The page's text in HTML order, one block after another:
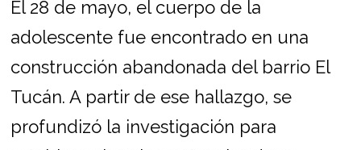
El 28 de mayo, el cuerpo de la
adolescente fue encontrado en una
construcción abandonada del barrio El
Tucán. A partir de ese hallazgo, se
profundizó la investigación para